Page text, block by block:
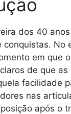
dos 40
conquistas. No
em que
de que
facilidade
nas
após o